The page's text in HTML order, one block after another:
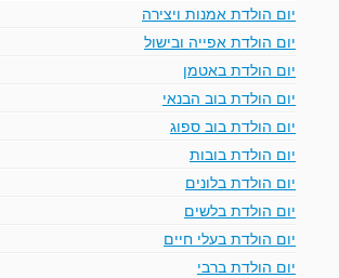
יום הולדת אמנות ויצירה
יום הולדת אפייה ובישול
יום הולדת באטמן
יום הולדת בוב הבנאי
יום הולדת בוב ספוג
יום הולדת בובות
יום הולדת בלונים
יום הולדת בלשים
יום הולדת בעלי חיים
יום הולדת ברבי